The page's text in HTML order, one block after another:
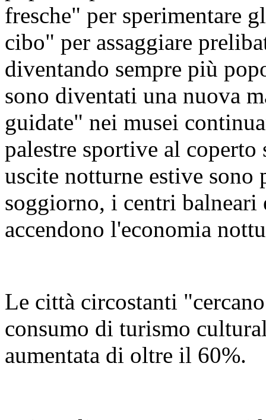
fresche" per sperimentare
cibo" per assaggiare
diventando sempre più
sono diventati una nuova
guidate" nei musei
palestre sportive al
uscite notturne estive sono
soggiorno, i centri
accendono l'economia
Le città circostanti
consumo di turismo
aumentata di oltre il 60%.